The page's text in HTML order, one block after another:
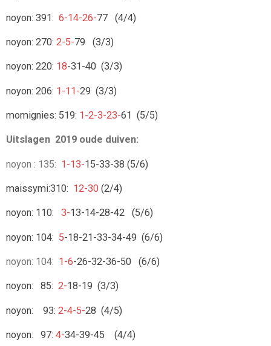
noyon: 391: 6-14-26-77 (4/4)
noyon: 270: 2-5-79 (3/3)
noyon: 220: 18-31-40 (3/3)
noyon: 206: 1-11-29 (3/3)
momignies: 519: 1-2-3-23-61 (5/5)
Uitslagen 2019 oude duiven:
noyon : 135: 1-13-15-33-38 (5/6)
maissymi:310: 12-30 (2/4)
noyon: 110: 3-13-14-28-42 (5/6)
noyon: 104: 5-18-21-33-34-49 (6/6)
noyon: 104: 1-6-26-32-36-50 (6/6)
noyon: 85: 2-18-19 (3/3)
noyon: 93: 2-4-5-28 (4/5)
noyon: 97: 4-34-39-45 (4/4)